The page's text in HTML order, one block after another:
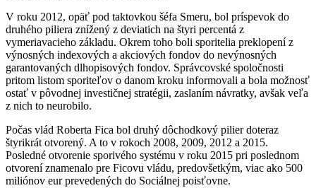
V roku 2012, opäť pod taktovkou šéfa Smeru, bol príspevok do
druhého piliera znížený z deviatich na štyri percentá z
vymeriavacieho základu. Okrem toho boli sporitelia preklopení z
výnosných indexových a akciových fondov do nevýnosných
garantovaných dlhopisových fondov. Správcovské spoločnosti
pritom listom sporiteľov o danom kroku informovali a bola možnosť
ostať v pôvodnej investičnej stratégii, zaslaním návratky, avšak veľa
z nich to neurobilo.
Počas vlád Roberta Fica bol druhý dôchodkový pilier doteraz
štyrikrát otvorený. A to v rokoch 2008, 2009, 2012 a 2015.
Posledné otvorenie sporivého systému v roku 2015 pri poslednom
otvorení znamenalo pre Ficovu vládu, predovšetkým, viac ako 500
miliónov eur prevedených do Sociálnej poisťovne.